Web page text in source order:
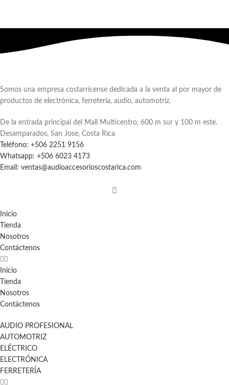
Somos una empresa costarricense dedicada a la venta al por mayor de
productos de electrónica, ferretería, audio, automotriz.
De la entrada principal del Mall Multicentro, 600 m sur y 100 m este.
Desamparados, San Jose, Costa Rica
Teléfono: +506 2251 9156
Whatsapp: +506 6023 4173
Email: ventas@audioaccesorioscostarica.com
Inicio
Tienda
Nosotros
Contáctenos
Inicio
Tienda
Nosotros
Contáctenos
AUDIO PROFESIONAL
AUTOMOTRIZ
ELÉCTRICO
ELECTRÓNICA
FERRETERÍA